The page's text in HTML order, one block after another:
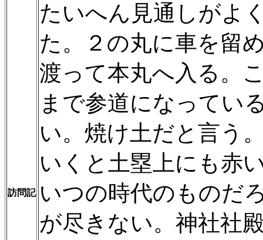
訪問記
たいへん見通しがよ
た。２の丸に車を留
渡って本丸へ入る。
まで参道になってい
い。焼け土だと言う
いくと土塁上にも赤
いつの時代のものだ
が尽きない。神社社